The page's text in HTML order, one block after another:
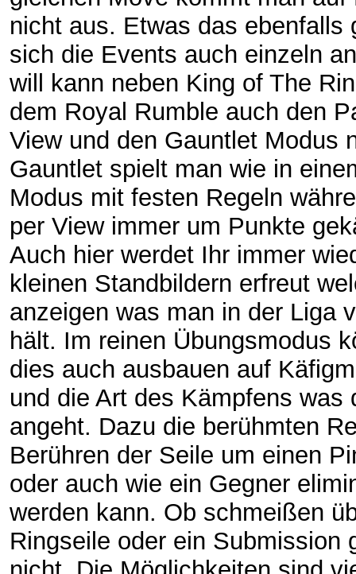
nicht aus. Etwas das ebenfalls
sich die Events auch einzeln
will kann neben King of The
dem Royal Rumble auch den
View und den Gauntlet Modus
Gauntlet spielt man wie in
Modus mit festen Regeln
per View immer um Punkte
Auch hier werdet Ihr immer
kleinen Standbildern erfreut
anzeigen was man in der Liga
hält. Im reinen Übungsmodus
dies auch ausbauen auf
und die Art des Kämpfens was
angeht. Dazu die berühmten
Berühren der Seile um einen
oder auch wie ein Gegner
werden kann. Ob schmeißen
Ringseile oder ein Submission